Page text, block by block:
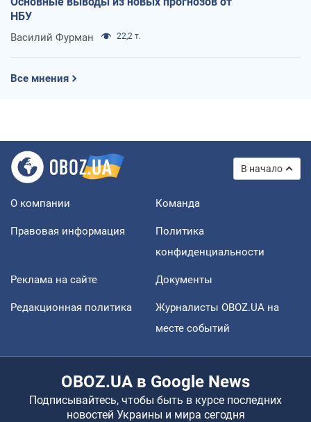
НБУ
Василий Фурман 22,2 т.
Все мнения
В начало
О компании Команда
Правовая информация
Политика
конфиденциальности
Реклама на сайте Документы
Редакционная политика
Журналисты OBOZ.UA на
месте событий
OBOZ.UA в Google News
Подписывайтесь, чтобы быть в курсе последних
новостей Украины и мира сегодня